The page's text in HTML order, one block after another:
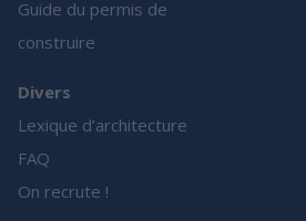
Guide du permis de
construire
Divers
Lexique d’architecture
FAQ
On recrute !